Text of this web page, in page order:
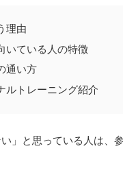
理由
いている人の特徴
通い方
ルトレーニング紹介
」と思っている人は、